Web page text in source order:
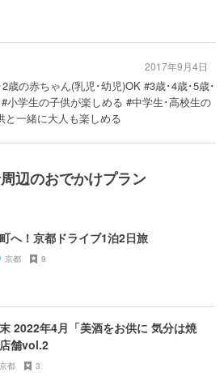
歳の赤ちゃん(乳児･幼児)OK #3歳･4歳･5歳･
小学生の子供が楽しめる #中学生･高校生の
と一緒に大人も楽しめる
2017年9月4日
辺のおでかけプラン
へ！京都ドライブ1泊2日旅
京都 9
2022年4月「美酒をお供に 気分は焼
舗vol.2
京都 3